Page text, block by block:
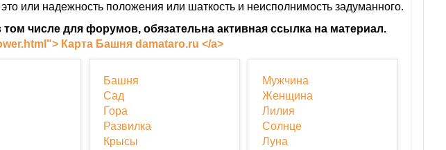
или надежность положения или шаткость и неисполнимость задуманного.
числе для форумов, обязательна активная ссылка на материал.
Карта Башня damataro.ru </a>
Башня
Сад
Гора
Развилка
Крысы
Мужчина
Женщина
Лилия
Солнце
Луна